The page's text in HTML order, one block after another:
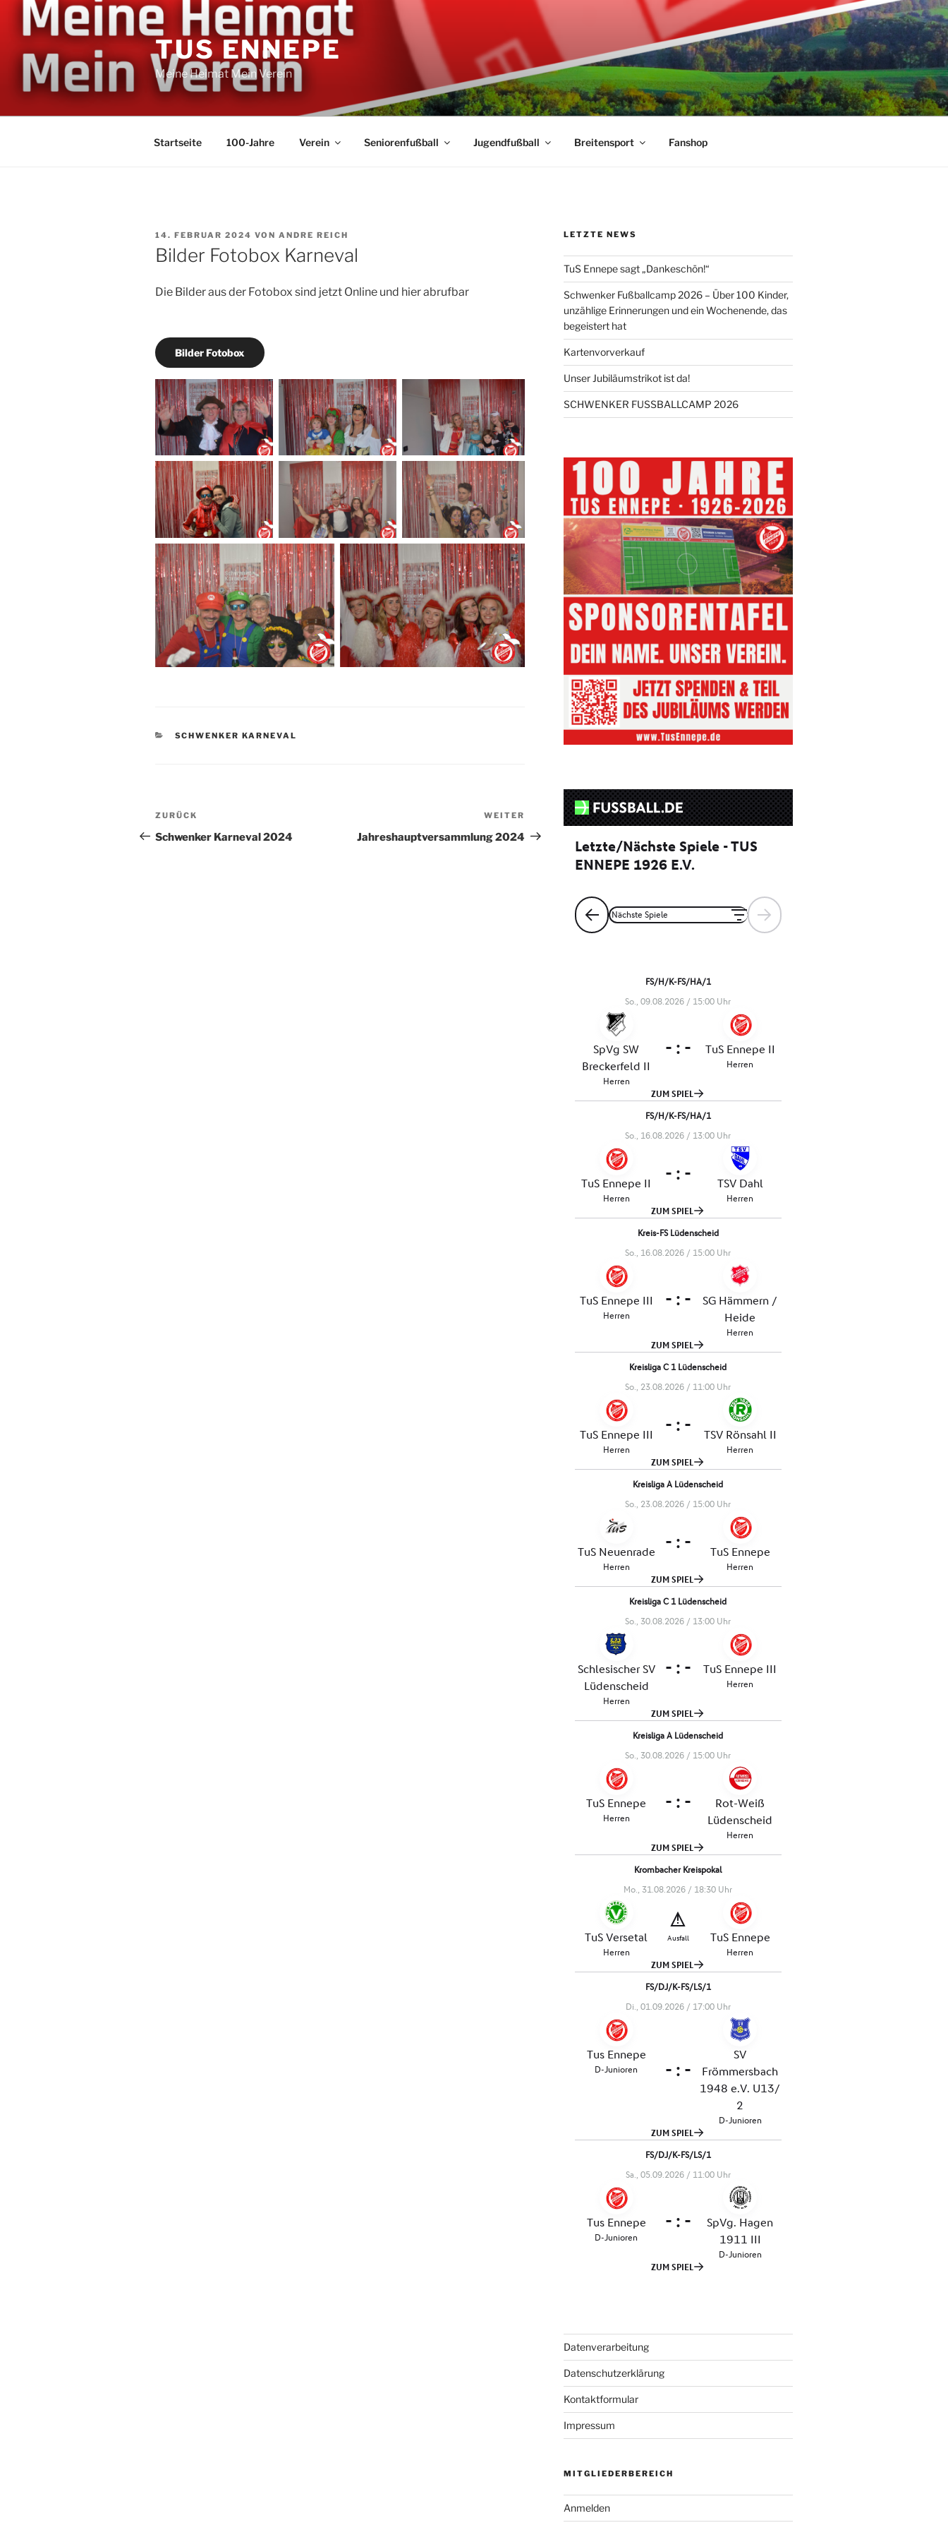
Zum
TUS ENNEPE
Meine Heimat Mein Verein
Startseite 100-Jahre Verein Seniorenfußball Jugendfußball Breitensport Fanshop
VERÖFFENTLICHT
AM
14. FEBRUAR 2024 VON ANDRE REICH
Bilder Fotobox Karneval
Die Bilder aus der Fotobox sind jetzt Online und hier abrufbar
Bilder Fotobox
KATEGORIEN
SCHWENKER KARNEVAL
Beitragsnavigation
Vorheriger
Beitrag
ZURÜCK
Schwenker Karneval 2024
Nächster
Beitrag
WEITER
Jahreshauptversammlung 2024
LETZTE NEWS
TuS Ennepe sagt „Dankeschön!“
Schwenker Fußballcamp 2026 – Über 100 Kinder,
unzählige Erinnerungen und ein Wochenende, das
begeistert hat
Kartenvorverkauf
Unser Jubiläumstrikot ist da!
SCHWENKER FUSSBALLCAMP 2026
Datenverarbeitung
Datenschutzerklärung
Kontaktformular
Impressum
MITGLIEDERBEREICH
Anmelden